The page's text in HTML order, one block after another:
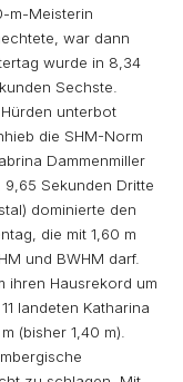
m-Meisterin
war dann
wurde in 8,34
Sechste.
unterbot
die SHM-Norm
Dammenmiller
Sekunden Dritte
dominierte den
die mit 1,60 m
und BWHM darf.
ihren Hausrekord um
landeten Katharina
(bisher 1,40 m).